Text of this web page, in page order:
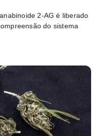
2-AG é liberado
do sistema